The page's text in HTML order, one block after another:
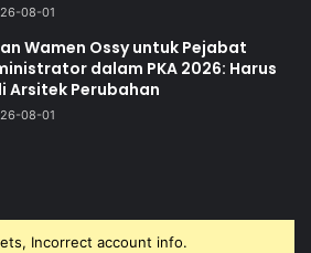
08-01
Wamen Ossy untuk Pejabat
dalam PKA 2026: Harus
Arsitek Perubahan
08-01
Incorrect account info.